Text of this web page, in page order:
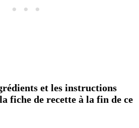
et les instructions
fiche de recette à la fin de ce